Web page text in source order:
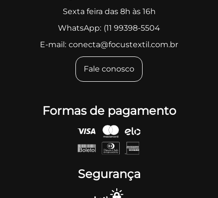
Sexta feira das 8h às 16h
WhatsApp: (11 99398-5504
E-mail: conecta@focustextil.com.br
Fale conosco
Formas de pagamento
Segurança